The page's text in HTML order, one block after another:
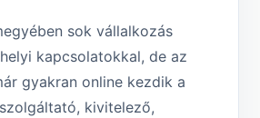
sok vállalkozás
kapcsolatokkal, de az
gyakran online kezdik a
kivitelező,